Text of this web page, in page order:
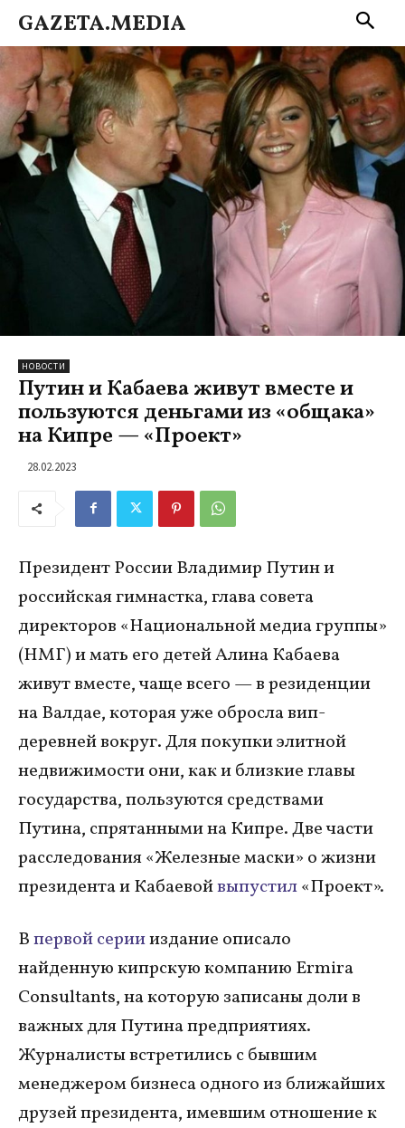
GAZETA.MEDIA
НОВОСТИ
Путин и Кабаева живут вместе и
пользуются деньгами из «общака»
на Кипре — «Проект»
28.02.2023
Президент России Владимир Путин и
российская гимнастка, глава совета
директоров «Национальной медиа группы»
(НМГ) и мать его детей Алина Кабаева
живут вместе, чаще всего — в резиденции
на Валдае, которая уже обросла вип-
деревней вокруг. Для покупки элитной
недвижимости они, как и близкие главы
государства, пользуются средствами
Путина, спрятанными на Кипре. Две части
расследования «Железные маски» о жизни
президента и Кабаевойвыпустил«Проект».
Впервой сериииздание описало
найденную кипрскую компанию Ermira
Consultants, на которую записаны доли в
важных для Путина предприятиях.
Журналисты встретились с бывшим
менеджером бизнеса одного из ближайших
друзей президента, имевшим отношение к